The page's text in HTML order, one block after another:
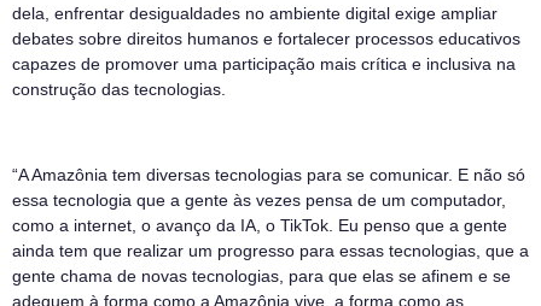
dela, enfrentar desigualdades no ambiente digital exige ampliar
debates sobre direitos humanos e fortalecer processos educativos
capazes de promover uma participação mais crítica e inclusiva na
construção das tecnologias.
“A Amazônia tem diversas tecnologias para se comunicar. E não só
essa tecnologia que a gente às vezes pensa de um computador,
como a internet, o avanço da IA, o TikTok. Eu penso que a gente
ainda tem que realizar um progresso para essas tecnologias, que a
gente chama de novas tecnologias, para que elas se afinem e se
adequem à forma como a Amazônia vive, a forma como as